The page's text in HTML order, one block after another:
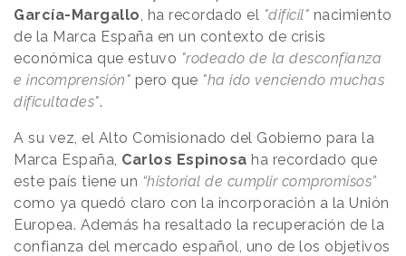
García-Margallo , ha recordado el "difícil" nacimiento
de la Marca España en un contexto de crisis
económica que estuvo "rodeado de la desconfianza
e incomprensión" pero que "ha ido venciendo muchas
dificultades".
A su vez, el Alto Comisionado del Gobierno para la
Marca España, Carlos Espinosa ha recordado que
este país tiene un “historial de cumplir compromisos”
como ya quedó claro con la incorporación a la Unión
Europea. Además ha resaltado la recuperación de la
confianza del mercado español, uno de los objetivos